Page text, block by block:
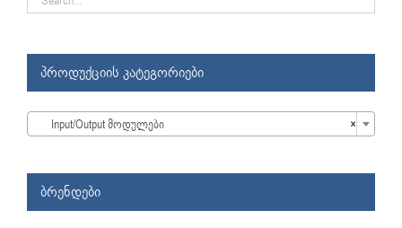
პროდუქციის კატეგორიები
×
Input/Output მოდულები
ბრენდები